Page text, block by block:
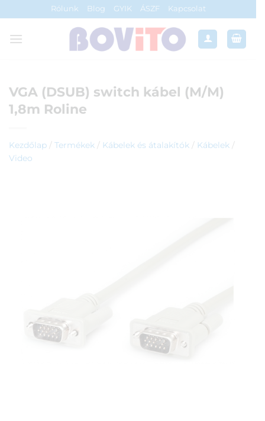
to
content
Rólunk Blog GYIK ÁSZF Kapcsolat
VGA (DSUB) switch kábel (M/M)
1,8m Roline
Kezdőlap / Termékek / Kábelek és átalakítók / Kábelek /
Video